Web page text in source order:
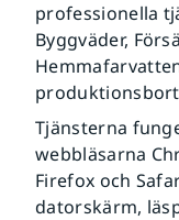
professionella
Byggväder,
Tjänsterna
webbläsarna
Firefox och
datorskärm,